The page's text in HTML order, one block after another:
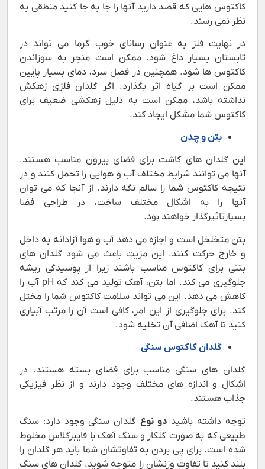
کاکتوس هایی که قصد دارید آنها را جا به جا کنید منطقی به
نظر نمی رسند.
در نهایت فلز به عنوان رسانای خوب گرما می تواند در
تابستان بسیار داغ شود. ممکن است منجر به سوزاندن
کاکتوس ها شود. همچنین در فصل سرد، دمای بسیار پایین
ممکن است بر گیاه اثر بگذارد. اگر گلدان فلزی زهکش
نداشته باشد، ممکن است به دلیل زهکشی ضعیف برای
کاکتوس شما مشکل ایجاد کند.
بتن و چدن
این گلدان های کاشت برای فضای بیرون مناسب هستند.
آنها می توانند شرایط مختلف آب و هوایی را تحمل کنند و در
نتیجه کاکتوس شما را سالم نگه دارند. از آنجا که می توان
آنها را به اشکال مختلف ساخت، در طراحی فضا
بسیارتاثیرگذار خواهند بود.
بتن متخلخل است و اجازه می دهد آب و هوا آزادانه به داخل
و خارج حرکت کنند. این مزیت باعث می شود گلدان های
بتنی برای کاکتوس مناسب باشند زیرا از پوسیدگی ریشه
جلوگیری می کند. اما بتن، آهک تولید می کند که pH آب را
کاهش می دهد. این می تواند سلامت کاکتوس شما را مختل
کند. برای جلوگیری از این امر، کافی است آن را مرتب آبیاری
کنید تا آهک اضافی آن تخلیه شود.
گلدان کاکتوس سنگی
گلدان های سنگی مناسب برای فضای بسته هستند. در
اشکال و اندازه های مختلف وجود دارند و از نظر فیزیکی
جذاب هستند.
توجه داشته باشید دو نوع گلدان سنگی وجود دارد: سنگ
طبیعی که به صورت گلکار و سنگ آهک با فایبرگلاس مخلوط
شده است. برای پی بردن به تفاوتشان شما باید هر گلدان را
بلند کنید تا تفاوت وزنشان را متوجه شوید. گلدان های سنگ